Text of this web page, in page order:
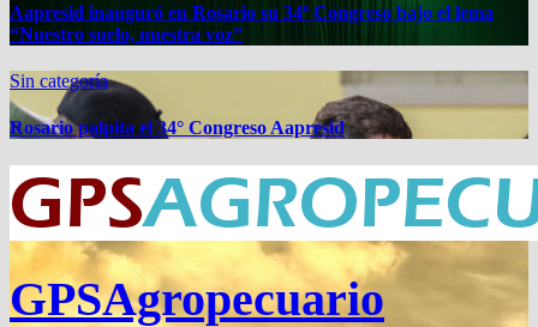
Aapresid inauguró en Rosario su 34º Congreso bajo el lema
“Nuestro suelo, nuestra voz”
Sin categoría
Rosario palpita el 34° Congreso Aapresid
GPSAgropecuario